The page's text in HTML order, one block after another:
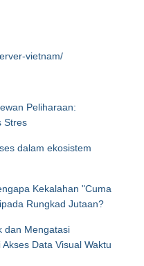
vietnam/
Peliharaan:
Stres
dalam ekosistem
Kekalahan "Cuma
Rungkad Jutaan?
dan Mengatasi
Data Visual Waktu